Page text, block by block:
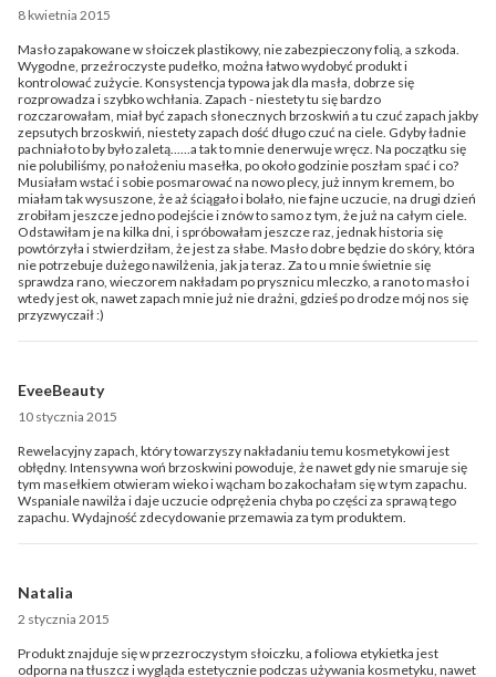
8 kwietnia 2015
Masło zapakowane w słoiczek plastikowy, nie zabezpieczony folią, a szkoda.
Wygodne, przeźroczyste pudełko, można łatwo wydobyć produkt i
kontrolować zużycie. Konsystencja typowa jak dla masła, dobrze się
rozprowadza i szybko wchłania. Zapach - niestety tu się bardzo
rozczarowałam, miał być zapach słonecznych brzoskwiń a tu czuć zapach jakby
zepsutych brzoskwiń, niestety zapach dość długo czuć na ciele. Gdyby ładnie
pachniało to by było zaletą......a tak to mnie denerwuje wręcz. Na początku się
nie polubiliśmy, po nałożeniu masełka, po około godzinie poszłam spać i co?
Musiałam wstać i sobie posmarować na nowo plecy, już innym kremem, bo
miałam tak wysuszone, że aż ściągało i bolało, nie fajne uczucie, na drugi dzień
zrobiłam jeszcze jedno podejście i znów to samo z tym, że już na całym ciele.
Odstawiłam je na kilka dni, i spróbowałam jeszcze raz, jednak historia się
powtórzyła i stwierdziłam, że jest za słabe. Masło dobre będzie do skóry, która
nie potrzebuje dużego nawilżenia, jak ja teraz. Za to u mnie świetnie się
sprawdza rano, wieczorem nakładam po prysznicu mleczko, a rano to masło i
wtedy jest ok, nawet zapach mnie już nie drażni, gdzieś po drodze mój nos się
przyzwyczaił :)
EveeBeauty
10 stycznia 2015
Rewelacyjny zapach, który towarzyszy nakładaniu temu kosmetykowi jest
obłędny. Intensywna woń brzoskwini powoduje, że nawet gdy nie smaruje się
tym masełkiem otwieram wieko i wącham bo zakochałam się w tym zapachu.
Wspaniale nawilża i daje uczucie odprężenia chyba po części za sprawą tego
zapachu. Wydajność zdecydowanie przemawia za tym produktem.
Natalia
2 stycznia 2015
Produkt znajduje się w przezroczystym słoiczku, a foliowa etykietka jest
odporna na tłuszcz i wygląda estetycznie podczas używania kosmetyku, nawet